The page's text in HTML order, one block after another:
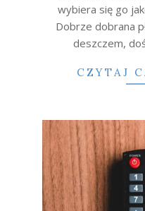
wybiera się go
Dobrze dobrana
deszczem,
CZYTAJ